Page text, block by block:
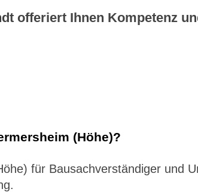
offeriert Ihnen Kompetenz
(Höhe)?
für Bausachverständiger und